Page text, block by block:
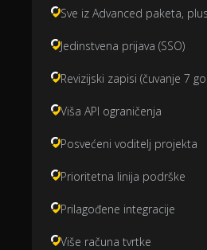
Sve iz Advanced paketa,
Jedinstvena prijava (SSO)
Revizijski zapisi (čuvanje 7
Viša API ograničenja
Posvećeni voditelj projekta
Prioritetna linija podrške
Prilagođene integracije
Više računa tvrtke